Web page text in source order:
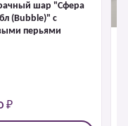
шар "Сфера
(Bubble)" с
перьями
₽